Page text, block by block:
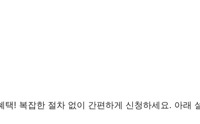
! 복잡한 절차 없이 간편하게 신청하세요. 아래